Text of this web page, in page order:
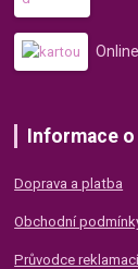
Informace
Doprava a platba
Obchodní
Průvodce reklamací